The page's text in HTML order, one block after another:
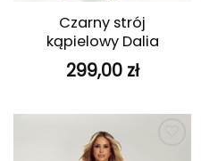
Czarny strój
kąpielowy Dalia
299,00 zł